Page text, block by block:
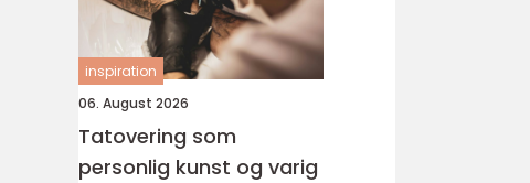
inspiration
06. August 2026
Tatovering som
personlig kunst og varig